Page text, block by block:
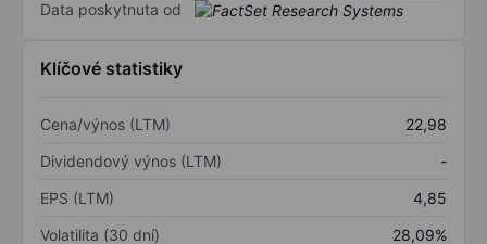
Data poskytnuta od
Klíčové statistiky
Cena/výnos (LTM)
22,98
Dividendový výnos (LTM)
-
EPS (LTM)
4,85
Volatilita (30 dní)
28,09%